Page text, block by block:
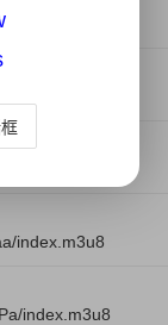
index.m3u8
index.m3u8
index.m3u8
index.m3u8
index.m3u8